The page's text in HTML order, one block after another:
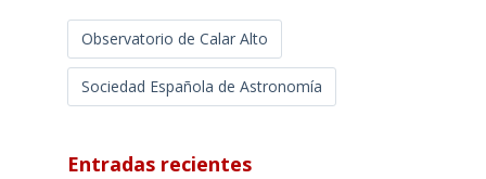
Observatorio de Calar Alto
Sociedad Española de Astronomía
Entradas recientes